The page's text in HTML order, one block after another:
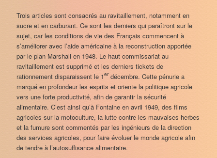
Trois articles sont consacrés au ravitaillement, notamment en
sucre et en carburant. Ce sont les derniers qui paraîtront sur le
sujet, car les conditions de vie des Français commencent à
s’améliorer avec l’aide américaine à la reconstruction apportée
par le plan Marshall en 1948. Le haut commissariat au
ravitaillement est supprimé et les derniers tickets de
rationnement disparaissent le 1erdécembre. Cette pénurie a
marqué en profondeur les esprits et oriente la politique agricole
vers une forte productivité, afin de garantir la sécurité
alimentaire. C’est ainsi qu’à Fontaine en avril 1949, des films
agricoles sur la motoculture, la lutte contre les mauvaises herbes
et la fumure sont commentés par les ingénieurs de la direction
des services agricoles, pour faire évoluer le monde agricole afin
de tendre à l’autosuffisance alimentaire.